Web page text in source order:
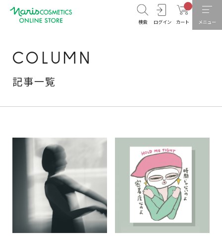
検索 ログイン カート メニュー
COLUMN
記事一覧